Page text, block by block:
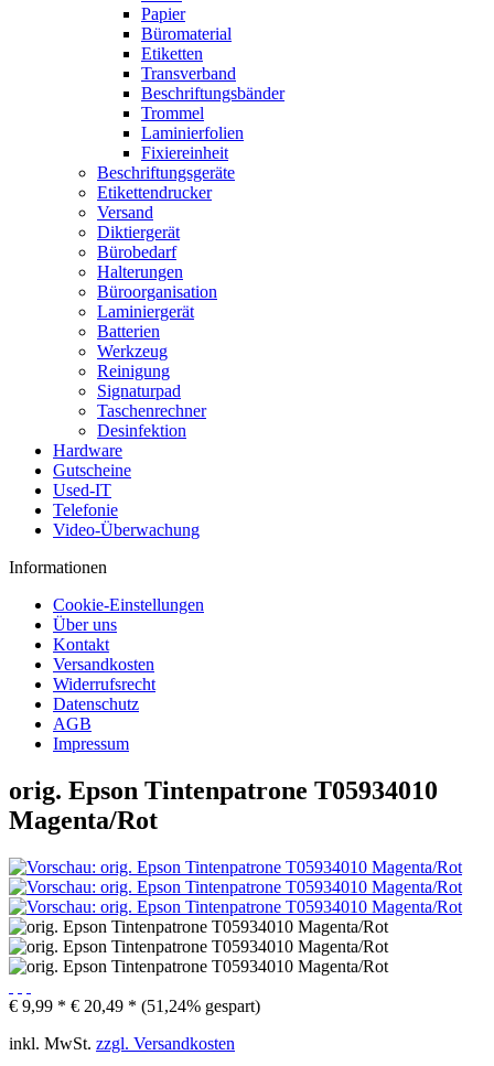
Papier
Büromaterial
Etiketten
Transverband
Beschriftungsbänder
Trommel
Laminierfolien
Fixiereinheit
Beschriftungsgeräte
Etikettendrucker
Versand
Diktiergerät
Bürobedarf
Halterungen
Büroorganisation
Laminiergerät
Batterien
Werkzeug
Reinigung
Signaturpad
Taschenrechner
Desinfektion
Hardware
Gutscheine
Used-IT
Telefonie
Video-Überwachung
Informationen
Cookie-Einstellungen
Über uns
Kontakt
Versandkosten
Widerrufsrecht
Datenschutz
AGB
Impressum
orig. Epson Tintenpatrone T05934010
Magenta/Rot
€ 9,99 * € 20,49 * (51,24% gespart)
inkl. MwSt. zzgl. Versandkosten